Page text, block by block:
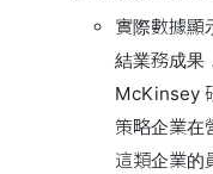
實際數據顯
結業務成果
McKinsey
策略企業在
這類企業的